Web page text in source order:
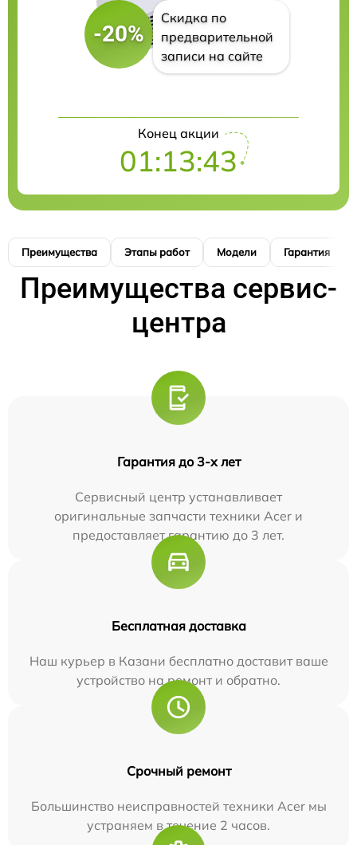
-20%
Скидка по
предварительной
записи на сайте
Конец акции
01:13:41
Преимущества Этапы работ Модели Гарантия
Преимущества сервис-
центра
Гарантия до 3-х лет
Сервисный центр устанавливает
оригинальные запчасти техники Acer и
предоставляет гарантию до 3 лет.
Бесплатная доставка
Наш курьер в Казани бесплатно доставит ваше
устройство на ремонт и обратно.
Срочный ремонт
Большинство неисправностей техники Acer мы
устраняем в течение 2 часов.